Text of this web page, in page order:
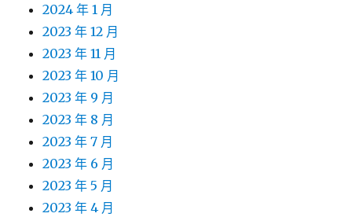
2024 年 1 月
2023 年 12 月
2023 年 11 月
2023 年 10 月
2023 年 9 月
2023 年 8 月
2023 年 7 月
2023 年 6 月
2023 年 5 月
2023 年 4 月